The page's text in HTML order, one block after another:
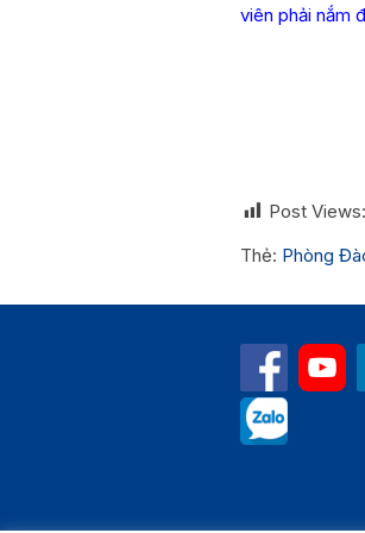
viên phải nắm
Post Views:
Thẻ: Phòng